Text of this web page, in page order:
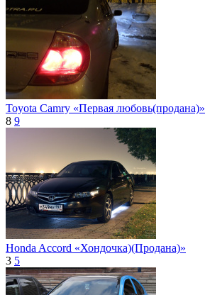
Toyota Camry «Первая любовь(продана)»
8 9
Honda Accord «Хондочка)(Продана)»
3 5